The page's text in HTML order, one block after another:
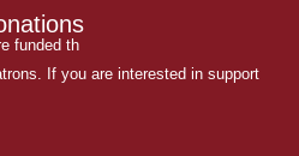
funded th
If you are interested in support